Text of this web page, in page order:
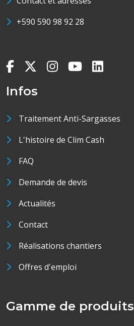
+590 590 98 92 28
Infos
Traitement Anti-Sargasses
L'histoire de Clim Cash
FAQ
Demande de devis
Actualités
Contact
Réalisations chantiers
Offres d'emploi
Gamme de produits